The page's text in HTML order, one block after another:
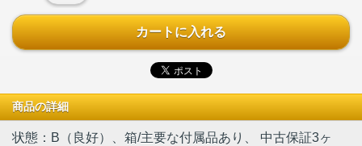
カートに入れる
商品の詳細
状態：B（良好）、箱/主要な付属品あり
、 中古保証3ヶ